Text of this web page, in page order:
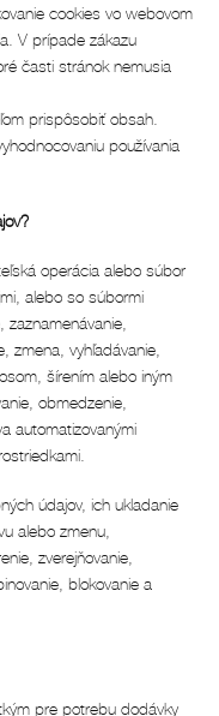
cookies vo webovom
V prípade zákazu
časti stránok nemusia
prispôsobiť obsah.
používania
operácia alebo súbor
alebo so súbormi
zaznamenávanie,
zmena, vyhľadávanie,
šírením alebo iným
obmedzenie,
automatizovanými
údajov, ich ukladanie
alebo zmenu,
zverejňovanie,
blokovanie a
pre potrebu dodávky